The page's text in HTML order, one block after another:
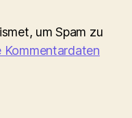
um Spam zu
Kommentardaten